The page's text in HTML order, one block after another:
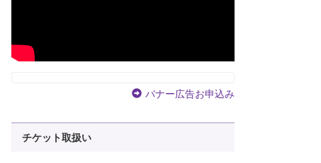
バナー広告お申込み
チケット取扱い